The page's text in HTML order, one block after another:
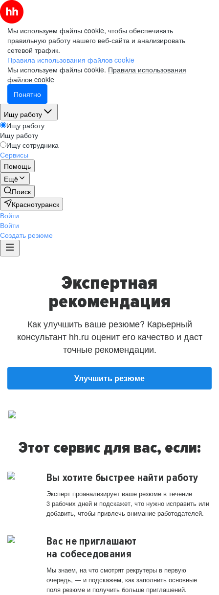
Мы используем файлы cookie, чтобы обеспечивать
правильную работу нашего веб-сайта и анализировать
сетевой трафик.
Правила использования файлов cookie
Мы используем файлы cookie. Правила использования
файлов cookie
Понятно
Ищу работу
Ищу работу
Ищу работу
Ищу сотрудника
Сервисы
Помощь
Ещё
Поиск
Краснотуранск
Войти
Войти
Создать резюме
Экспертная
рекомендация
Как улучшить ваше резюме? Карьерный
консультант hh.ru оценит его качество и даст
точные рекомендации.
Улучшить резюме
Этот сервис для вас, если:
Вы хотите быстрее найти работу
Эксперт проанализирует ваше резюме в течение
3 рабочих дней и подскажет, что нужно исправить или
добавить, чтобы привлечь внимание работодателей.
Вас не приглашают
на собеседования
Мы знаем, на что смотрят рекрутеры в первую
очередь, — и подскажем, как заполнить основные
поля резюме и получить больше приглашений.